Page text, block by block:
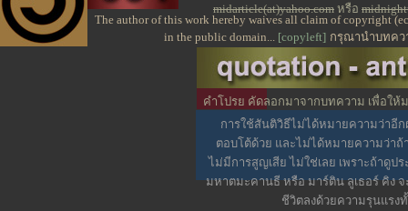
midarticle(at)yahoo.com หรือ
The author of this work hereby waives all claim of copyright
in the public domain... [copyleft] กรุณานำบทคว
คำโปรย คัดลอกมาจากบทความ เพื่อให้
น่าสนใจบางส่วน
การใช้สันติวิธีไม่ได้หมายความว่าอี
ตอบโต้ด้วย และไม่ได้หมายความว่าถ้
ไม่มีการสูญเสีย ไม่ใช่เลย เพราะถ้าดูป
มหาตมะคานธี หรือ มาร์ติน ลูเธอร์ คิง
ชีวิตลงด้วยความรุนแรง